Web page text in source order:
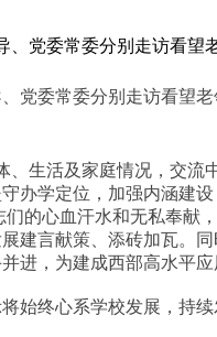
党委常委分别走访看
党委常委分别走访看望
生活及家庭情况，交流
办学定位，加强内涵建
的心血汗水和无私奉
建言献策、添砖加瓦。
进，为建成西部高水平应
始终心系学校发展，持